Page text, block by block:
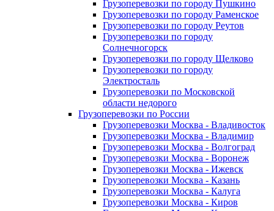
Грузоперевозки по городу Пушкино
Грузоперевозки по городу Раменское
Грузоперевозки по городу Реутов
Грузоперевозки по городу
Солнечногорск
Грузоперевозки по городу Щелково
Грузоперевозки по городу
Электросталь
Грузоперевозки по Московской
области недорого
Грузоперевозки по России
Грузоперевозки Москва - Владивосток
Грузоперевозки Москва - Владимир
Грузоперевозки Москва - Волгоград
Грузоперевозки Москва - Воронеж
Грузоперевозки Москва - Ижевск
Грузоперевозки Москва - Казань
Грузоперевозки Москва - Калуга
Грузоперевозки Москва - Киров